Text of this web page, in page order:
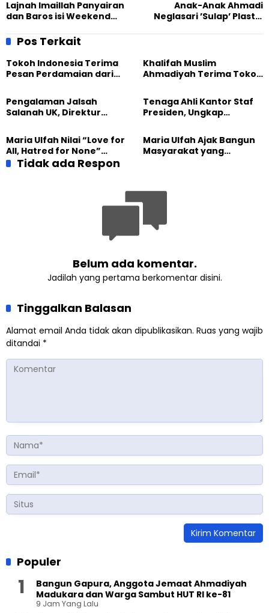
Lajnah Imaillah Panyairan
dan Baros isi Weekend
Anak-Anak Ahmadi
Neglasari ’Sulap’ Plastik
Pos Terkait
Tokoh Indonesia Terima
Pesan Perdamaian dari
Ahmadiyah
Khalifah Muslim
Ahmadiyah Terima Tokoh
Khusus di Islamabad
Pengalaman Jalsah
Salanah UK, Direktur
Kekuatan Kemanusiaan
Tenaga Ahli Kantor Staf
Presiden, Ungkap
Tergantikan di Jalsah
Salanah Internasional
Ahmadiyah UK
Maria Ulfah Nilai “Love for
All, Hatred for None”
Semakin Relevan di
Maria Ulfah Ajak Bangun
Masyarakat yang
Tidak ada Respon
Belum ada komentar.
Jadilah yang pertama berkomentar disini.
Tinggalkan Balasan
Alamat email Anda tidak akan dipublikasikan. Ruas yang wajib
ditandai *
Populer
Bangun Gapura, Anggota Jemaat Ahmadiyah
Madukara dan Warga Sambut HUT RI ke-81
9 Jam Yang Lalu